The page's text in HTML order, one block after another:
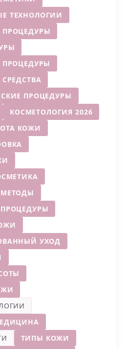
ТЕХНОЛОГИИ
ПРОЦЕДУРЫ
ПРОЦЕДУРЫ
КОСМЕТОЛОГИЯ 2026
КОЖИ
УХОД
ТИПЫ КОЖИ